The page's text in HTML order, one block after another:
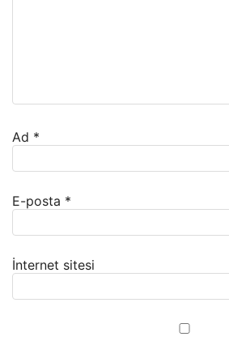
Ad *
E-posta *
İnternet sitesi